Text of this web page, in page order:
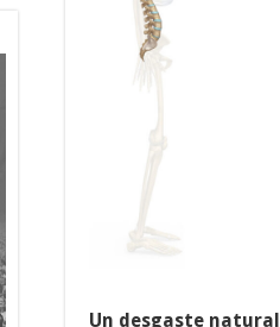
Un desgaste natural